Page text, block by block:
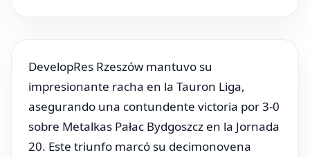
DevelopRes Rzeszów mantuvo su
impresionante racha en la Tauron Liga,
asegurando una contundente victoria por 3-0
sobre Metalkas Pałac Bydgoszcz en la Jornada
20. Este triunfo marcó su decimonovena